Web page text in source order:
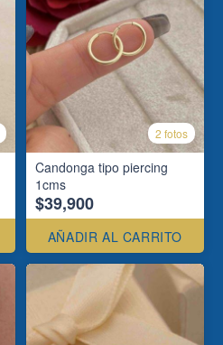
2 fotos
Candonga tipo piercing
1cms
$39,900
AÑADIR AL CARRITO